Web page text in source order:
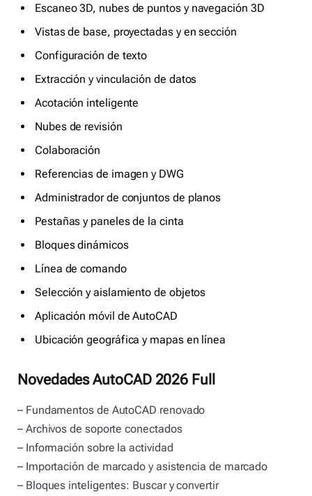
Escaneo 3D, nubes de puntos y navegación 3D
Vistas de base, proyectadas y en sección
Configuración de texto
Extracción y vinculación de datos
Acotación inteligente
Nubes de revisión
Colaboración
Referencias de imagen y DWG
Administrador de conjuntos de planos
Pestañas y paneles de la cinta
Bloques dinámicos
Línea de comando
Selección y aislamiento de objetos
Aplicación móvil de AutoCAD
Ubicación geográfica y mapas en línea
Novedades AutoCAD 2026 Full
– Fundamentos de AutoCAD renovado
– Archivos de soporte conectados
– Información sobre la actividad
– Importación de marcado y asistencia de marcado
– Bloques inteligentes: Buscar y convertir